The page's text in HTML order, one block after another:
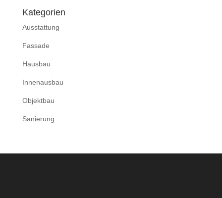
Kategorien
Ausstattung
Fassade
Hausbau
Innenausbau
Objektbau
Sanierung